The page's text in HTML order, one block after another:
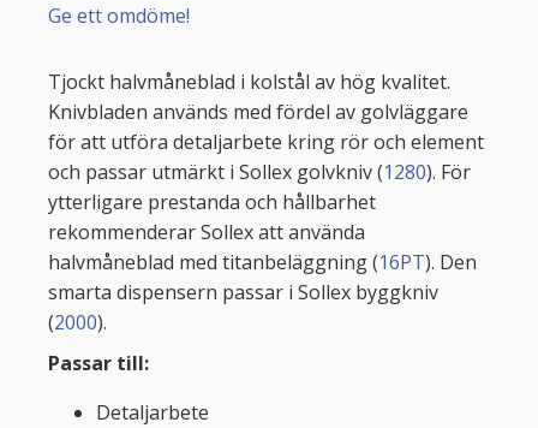
Ge ett omdöme!
Tjockt halvmåneblad i kolstål av hög kvalitet.
Knivbladen används med fördel av golvläggare
för att utföra detaljarbete kring rör och element
och passar utmärkt i Sollex golvkniv (1280). För
ytterligare prestanda och hållbarhet
rekommenderar Sollex att använda
halvmåneblad med titanbeläggning (16PT). Den
smarta dispensern passar i Sollex byggkniv
(2000).
Passar till:
Detaljarbete